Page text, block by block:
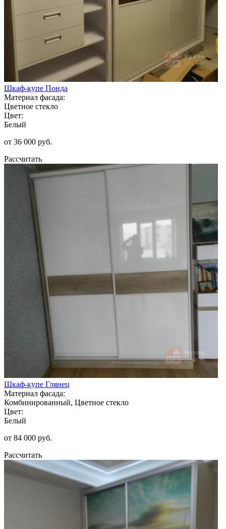
Шкаф-купе Понда
Материал фасада:
Цветное стекло
Цвет:
Белый
от 36 000 руб.
Рассчитать
Шкаф-купе Глянец
Материал фасада:
Комбинированный, Цветное стекло
Цвет:
Белый
от 84 000 руб.
Рассчитать